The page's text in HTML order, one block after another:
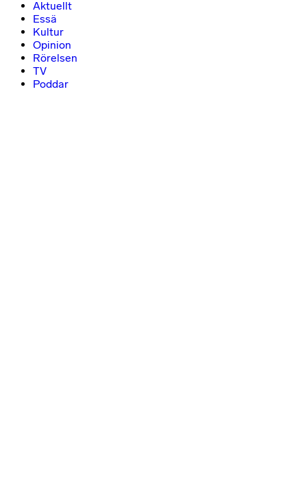
Aktuellt
Essä
Kultur
Opinion
Rörelsen
TV
Poddar